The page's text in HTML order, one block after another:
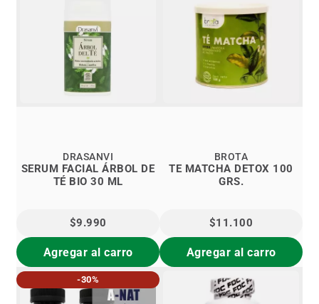
SERUM FACIAL ÁRBOL DE
TÉ BIO 30 ML
DRASANVI
$9.990
Agregar al carro
TE MATCHA DETOX 100
GRS.
BROTA
$11.100
Agregar al carro
-30%